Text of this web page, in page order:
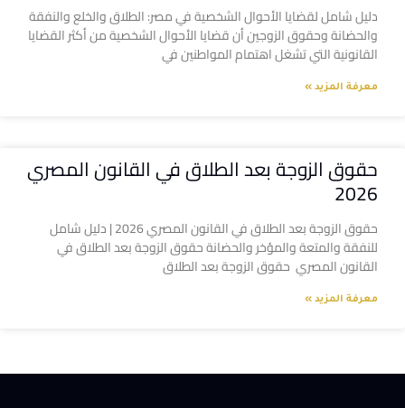
دليل شامل لقضايا الأحوال الشخصية في مصر: الطلاق والخلع والنفقة
والحضانة وحقوق الزوجين أن قضايا الأحوال الشخصية من أكثر القضايا
القانونية التي تشغل اهتمام المواطنين في
معرفة المزيد »
حقوق الزوجة بعد الطلاق في القانون المصري
2026
حقوق الزوجة بعد الطلاق في القانون المصري 2026 | دليل شامل
للنفقة والمتعة والمؤخر والحضانة حقوق الزوجة بعد الطلاق في
القانون المصري حقوق الزوجة بعد الطلاق
معرفة المزيد »